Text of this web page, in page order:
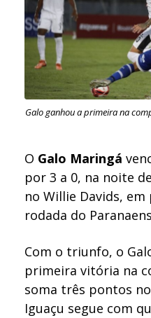
Galo ganhou a primeira na
O Galo Maringá
por 3 a 0, na noite
no Willie Davids,
rodada do
Com o triunfo, o
primeira vitória na
soma três pontos
Iguaçu segue com